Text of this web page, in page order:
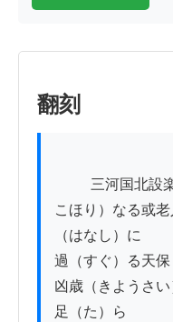
翻刻
こほり）なる或
（はなし）に
過（すぐ）る天
凶歳（きようさ
足（た）ら